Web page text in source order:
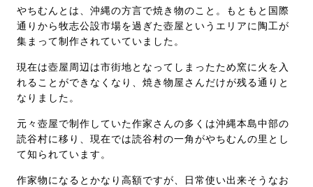
やちむんとは、沖縄の方言で焼き物のこと。もともと国際
通りから牧志公設市場を過ぎた壺屋というエリアに陶工が
集まって制作されていていました。
現在は壺屋周辺は市街地となってしまったため窯に火を入
れることができなくなり、焼き物屋さんだけが残る通りと
なりました。
元々壺屋で制作していた作家さんの多くは沖縄本島中部の
読谷村に移り、現在では読谷村の一角がやちむんの里とし
て知られています。
作家物になるとかなり高額ですが、日常使い出来そうなお